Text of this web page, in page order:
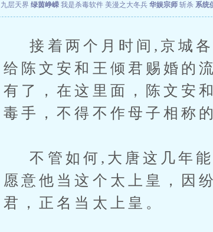
九层天界 绿茵峥嵘 我是杀毒软件 美漫之大冬兵 华娱宗师 斩杀 系统
接着两个月时间,京城各
给陈文安和王倾君赐婚的
有了，在这里面，陈文安
毒手，不得不作母子相称
不管如何,大唐这几年能
愿意他当这个太上皇，因
君，正名当太上皇。